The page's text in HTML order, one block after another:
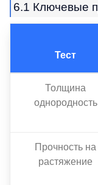
6.1 Ключевые
Тест
Толщина
однородность
Прочность на
растяжение